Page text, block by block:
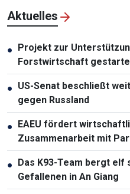
Aktuelles
● Projekt zur
Forstwirtschaft
● US-Senat beschließt
gegen Russland
● EAEU fördert
Zusammenarbeit mit
● Das K93-Team bergt
Gefallenen in An Giang